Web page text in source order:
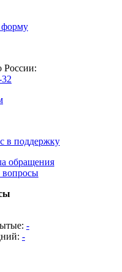
форму
России:
в поддержку
обращения
вопросы
-
-